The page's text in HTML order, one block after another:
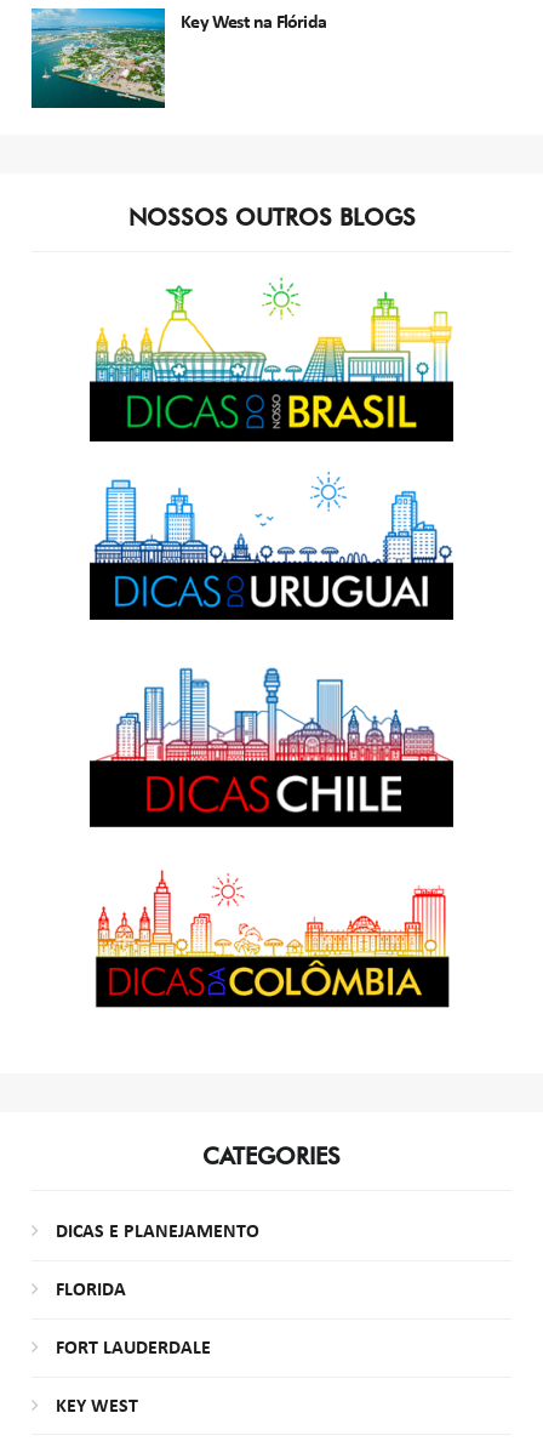
Key West na Flórida
NOSSOS OUTROS BLOGS
CATEGORIES
DICAS E PLANEJAMENTO
FLORIDA
FORT LAUDERDALE
KEY WEST